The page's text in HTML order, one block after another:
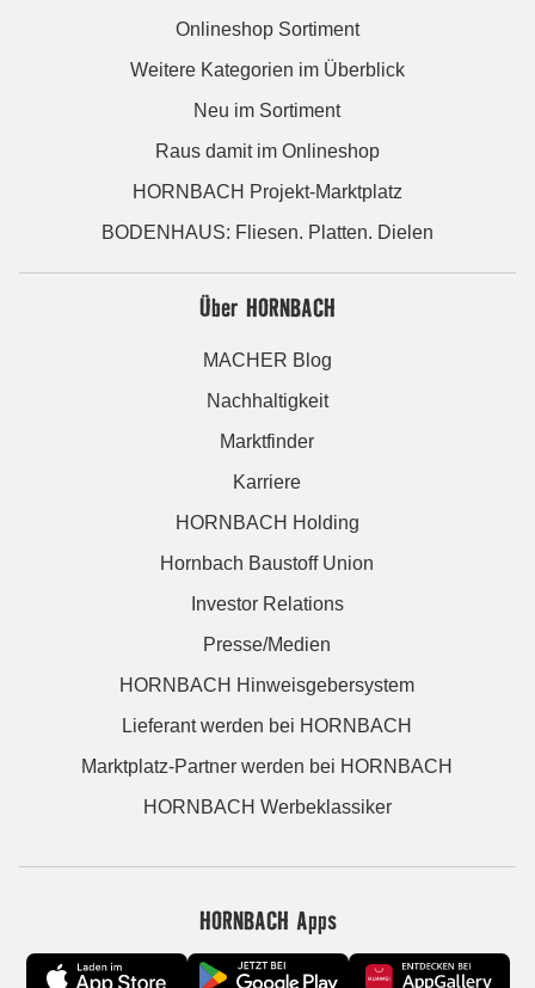
Onlineshop Sortiment
Weitere Kategorien im Überblick
Neu im Sortiment
Raus damit im Onlineshop
HORNBACH Projekt-Marktplatz
BODENHAUS: Fliesen. Platten. Dielen
Über HORNBACH
MACHER Blog
Nachhaltigkeit
Marktfinder
Karriere
HORNBACH Holding
Hornbach Baustoff Union
Investor Relations
Presse/Medien
HORNBACH Hinweisgebersystem
Lieferant werden bei HORNBACH
Marktplatz-Partner werden bei HORNBACH
HORNBACH Werbeklassiker
HORNBACH Apps